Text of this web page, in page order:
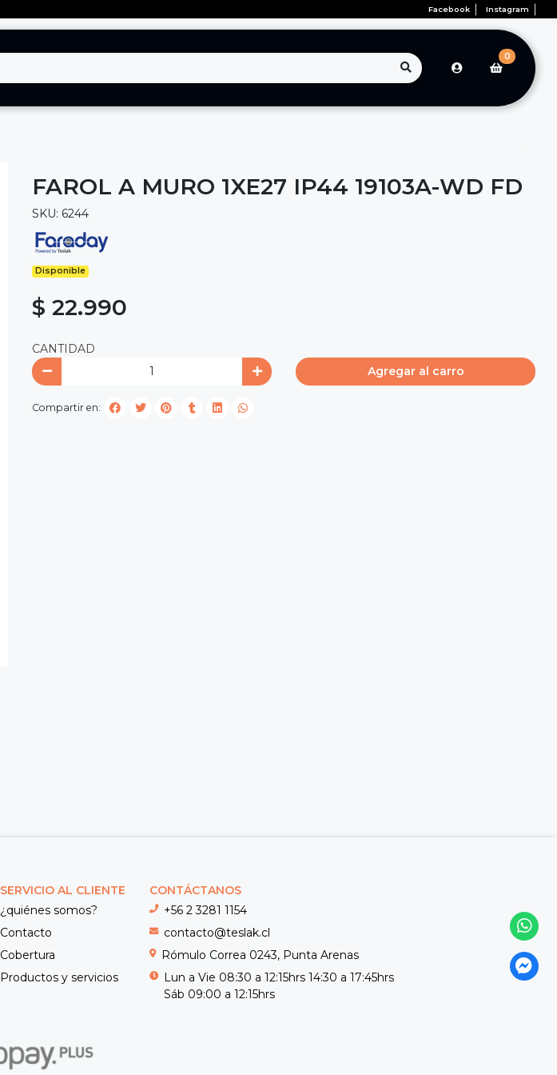
Facebook Instagram
0
FAROL A MURO 1XE27 IP44 19103A-WD FD
SKU: 6244
Disponible
$ 22.990
CANTIDAD
Agregar al carro
Compartir en:
SERVICIO AL CLIENTE
¿quiénes somos?
Contacto
Cobertura
Productos y servicios
CONTÁCTANOS
+56 2 3281 1154
contacto@teslak.cl
Rómulo Correa 0243, Punta Arenas
Lun a Vie 08:30 a 12:15hrs 14:30 a 17:45hrs
Sáb 09:00 a 12:15hrs